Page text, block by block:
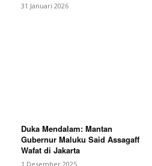
31 Januari 2026
Duka Mendalam: Mantan
Gubernur Maluku Said Assagaff
Wafat di Jakarta
1 Desember 2025